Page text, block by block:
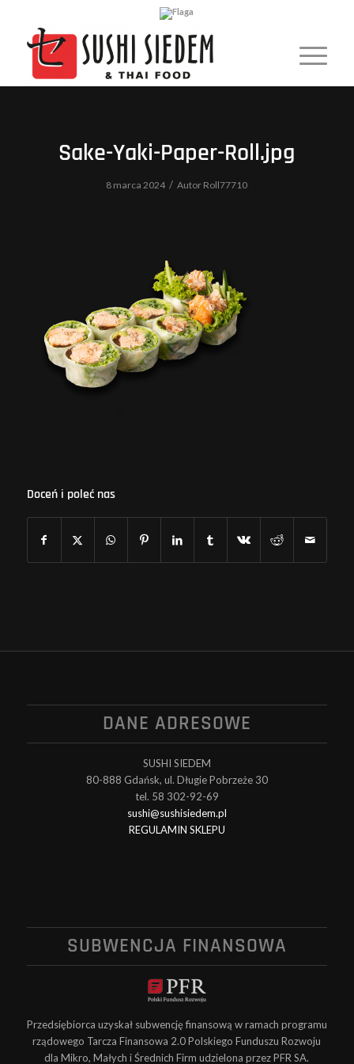
Sake-Yaki-Paper-Roll.jpg
8 marca 2024 / Autor Roll77710
Doceń i poleć nas
DANE ADRESOWE
SUSHI SIEDEM
80-888 Gdańsk, ul. Długie Pobrzeże 30
tel. 58 302-92-69
sushi@sushisiedem.pl
REGULAMIN SKLEPU
SUBWENCJA FINANSOWA
Przedsiębiorca uzyskał subwencję finansową w ramach programu
rządowego Tarcza Finansowa 2.0 Polskiego Funduszu Rozwoju
dla Mikro, Małych i Średnich Firm udzielona przez PFR SA.